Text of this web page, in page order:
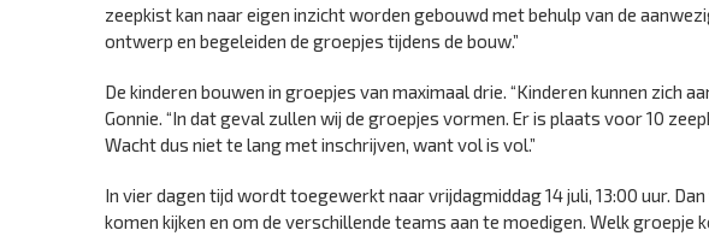
zeepkist kan naar eigen inzicht worden gebouwd met behulp van de
ontwerp en begeleiden de groepjes tijdens de bouw.”
De kinderen bouwen in groepjes van maximaal drie. “Kinderen kunnen zich
Gonnie. “In dat geval zullen wij de groepjes vormen. Er is plaats voor 10
Wacht dus niet te lang met inschrijven, want vol is vol.”
In vier dagen tijd wordt toegewerkt naar vrijdagmiddag 14 juli, 13:00 uur.
komen kijken en om de verschillende teams aan te moedigen. Welk groepje